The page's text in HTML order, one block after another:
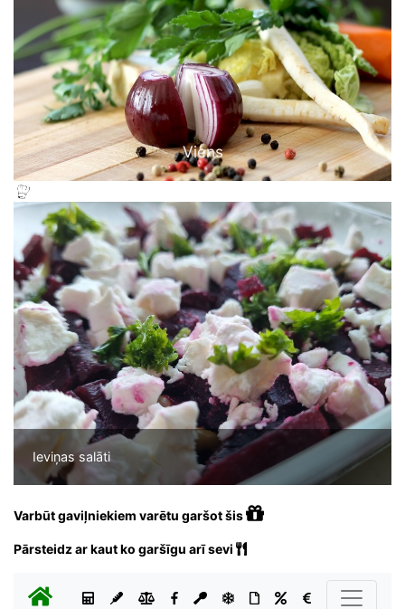
Viens
Ieviņas salāti
Varbūt gaviļniekiem varētu garšot šis
Pārsteidz ar kaut ko garšīgu arī sevi